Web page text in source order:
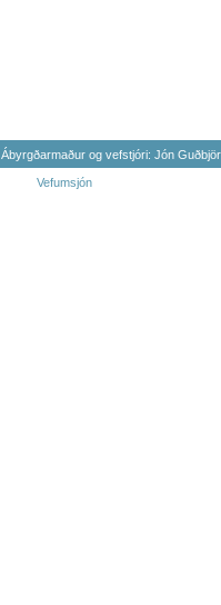
Ábyrgðarmaður og vefstjóri: Jón
Vefumsjón